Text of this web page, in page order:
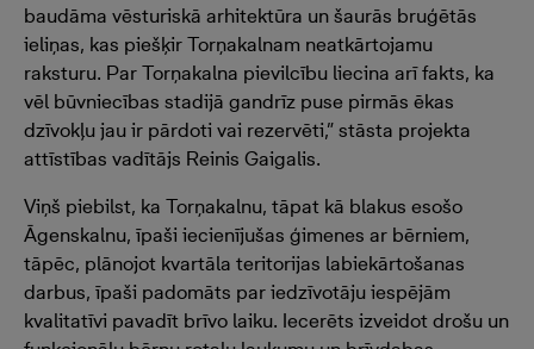
baudāma vēsturiskā arhitektūra un šaurās bruģētās
ieliņas, kas piešķir Torņakalnam neatkārtojamu
raksturu. Par Torņakalna pievilcību liecina arī fakts, ka
vēl būvniecības stadijā gandrīz puse pirmās ēkas
dzīvokļu jau ir pārdoti vai rezervēti,” stāsta projekta
attīstības vadītājs Reinis Gaigalis.
Viņš piebilst, ka Torņakalnu, tāpat kā blakus esošo
Āgenskalnu, īpaši iecienījušas ģimenes ar bērniem,
tāpēc, plānojot kvartāla teritorijas labiekārtošanas
darbus, īpaši padomāts par iedzīvotāju iespējām
kvalitatīvi pavadīt brīvo laiku. Iecerēts izveidot drošu un